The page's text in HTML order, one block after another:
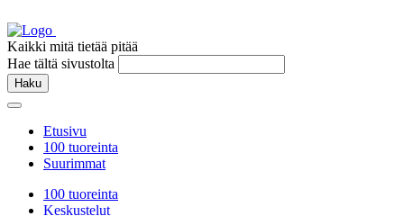
Kaikki mitä tietää pitää
Hae tältä sivustolta
Haku
Etusivu
100 tuoreinta
Suurimmat
100 tuoreinta
Keskustelut